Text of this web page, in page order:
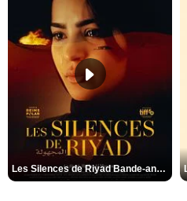
Les Silences de Riyad Bande-annonce VO STFR